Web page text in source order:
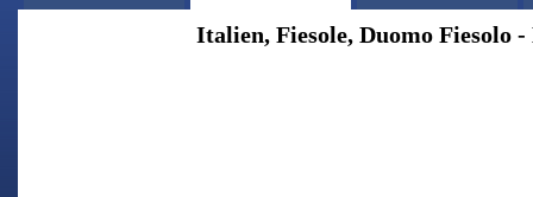
Italien, Fiesole, Duomo Fiesolo